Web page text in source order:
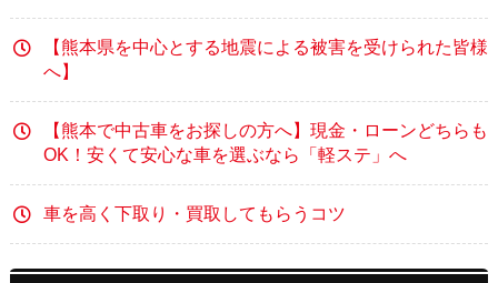
【熊本県を中心とする地震による被害を受けられた皆様
へ】
【熊本で中古車をお探しの方へ】現金・ローンどちらも
OK！安くて安心な車を選ぶなら「軽ステ」へ
車を高く下取り・買取してもらうコツ